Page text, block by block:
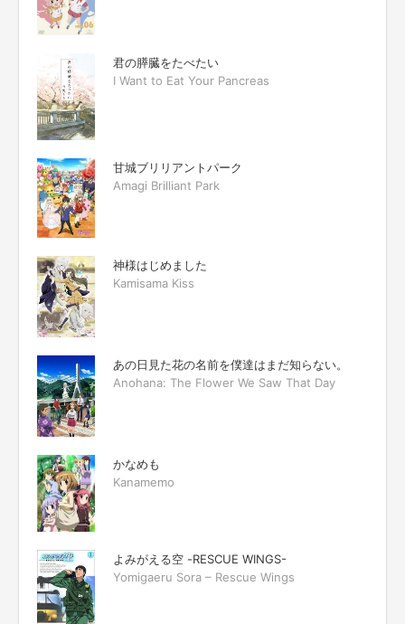
君の膵臓をたべたい
I Want to Eat Your Pancreas
甘城ブリリアントパーク
Amagi Brilliant Park
神様はじめました
Kamisama Kiss
あの日見た花の名前を僕達はまだ知らない。
Anohana: The Flower We Saw That Day
かなめも
Kanamemo
よみがえる空 -RESCUE WINGS-
Yomigaeru Sora – Rescue Wings